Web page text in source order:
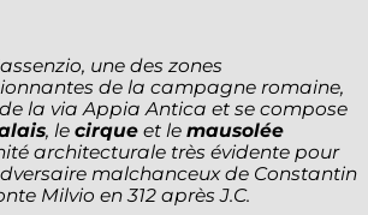
une des zones
de la campagne romaine,
la via Appia Antica et se compose
, le cirque et le mausolée
architecturale très évidente pour
malchanceux de Constantin
Milvio en 312 après J.C.